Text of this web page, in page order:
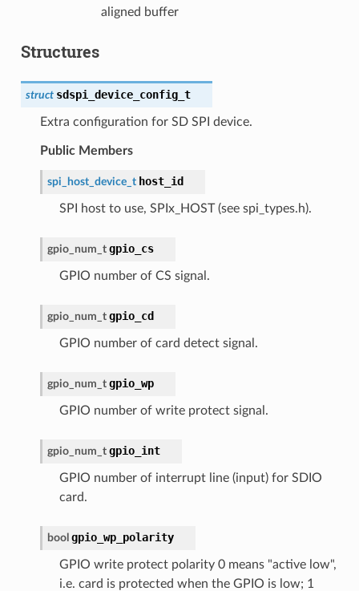
aligned buffer
Structures
struct sdspi_device_config_t
Extra configuration for SD SPI device.
Public Members
spi_host_device_t host_id
SPI host to use, SPIx_HOST (see spi_types.h).
gpio_num_t gpio_cs
GPIO number of CS signal.
gpio_num_t gpio_cd
GPIO number of card detect signal.
gpio_num_t gpio_wp
GPIO number of write protect signal.
gpio_num_t gpio_int
GPIO number of interrupt line (input) for SDIO
card.
bool gpio_wp_polarity
GPIO write protect polarity 0 means "active low",
i.e. card is protected when the GPIO is low; 1